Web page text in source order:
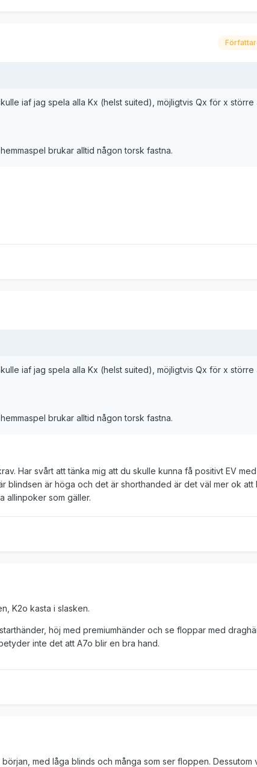
iaf jag spela alla Kx (helst suited), möjligtvis Qx för x större
brukar alltid någon torsk fastna.
iaf jag spela alla Kx (helst suited), möjligtvis Qx för x större
brukar alltid någon torsk fastna.
Har svårt att tänka mig att du skulle kunna få positivt EV
blindsen är höga och det är shorthanded är det väl mer ok att
allinpoker som gäller.
K2o kasta i slasken.
höj med premiumhänder och se floppar med
inte det att A7o blir en bra hand.
med låga blinds och många som ser floppen. Dessutom